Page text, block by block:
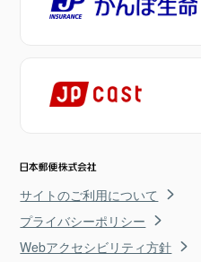
サイトのご利用について
プライバシーポリシー
Webアクセシビリティ方針